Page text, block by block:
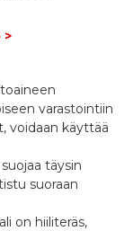
varastointiin
voidaan käyttää
täysin
suoraan
on hiiliteräs,